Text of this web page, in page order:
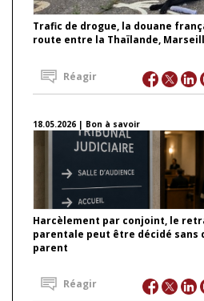
Trafic de drogue, la douane
route entre la Thaïlande,
Réagir
18.05.2026 | Bon à savoir
Harcèlement par conjoint, le
parentale peut être décidé sans
parent
Réagir